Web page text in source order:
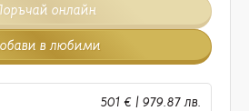
онлайн
в любими
501 € | 979.87 лв.